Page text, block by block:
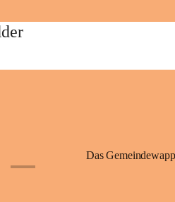
danken wir allen Bürgerinnen
die Geschichte unserer Heimat
+2
Das